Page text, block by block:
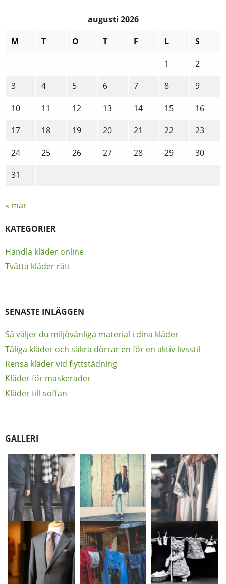
augusti 2026
M
T O T F L
S
1
2
3
4 5 6 7 8
9
10
11 12 13 14 15
16
17
18 19 20 21 22
23
24
25 26 27 28 29
30
31
« mar
KATEGORIER
Handla kläder online
Tvätta kläder rätt
SENASTE INLÄGGEN
Så väljer du miljövänliga material i dina kläder
Tåliga kläder och säkra dörrar en för en aktiv livsstil
Rensa kläder vid flyttstädning
Kläder för maskerader
Kläder till soffan
GALLERI